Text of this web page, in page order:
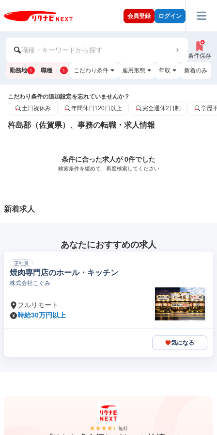
会員登録 ログイン
職種・キーワードから探す
条件保存
勤務地 1 職種 1 こだわり条件 雇用形態 年収 新着のみ
こだわり条件の追加設定を忘れていませんか？
土日祝休み
年間休日120日以上 完全週休2日制 学歴
杵島郡（佐賀県）、事務の転職・求人情報
条件に合った求人が 0件でした
検索条件を緩めて、再度検索してください
新着求人
あなたにおすすめの求人
正社員
焼肉専門店のホール・キッチン
株式会社こぐみ
フルリモート
時給30万円以上
気になる
無料